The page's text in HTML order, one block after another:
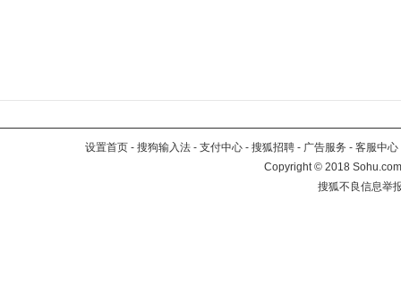
设置首页 - 搜狗输入法 - 支付中心 - 搜狐招聘 - 广告服务 - 客服中心
Copyright©2018
搜狐不良信息举